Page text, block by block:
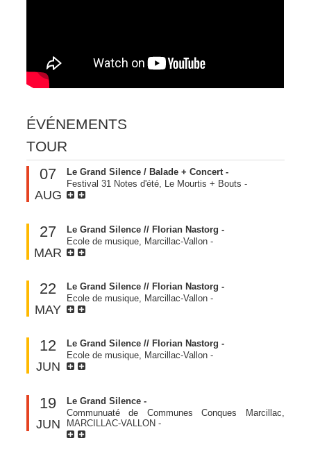
ÉVÉNEMENTS
TOUR
07
AUG
Le Grand Silence / Balade + Concert -
Festival 31 Notes d'été, Le Mourtis + Bouts -
27
MAR
Le Grand Silence // Florian Nastorg -
Ecole de musique, Marcillac-Vallon -
22
MAY
Le Grand Silence // Florian Nastorg -
Ecole de musique, Marcillac-Vallon -
12
JUN
Le Grand Silence // Florian Nastorg -
Ecole de musique, Marcillac-Vallon -
19
JUN
Le Grand Silence -
Communuaté de Communes Conques Marcillac,
MARCILLAC-VALLON -